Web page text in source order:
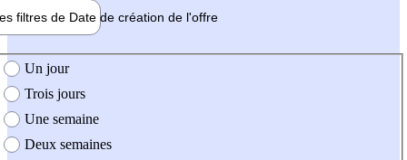
filtres de Date de création de l'offre
création de l'offre
Un jour
Trois jours
Une semaine
Deux semaines